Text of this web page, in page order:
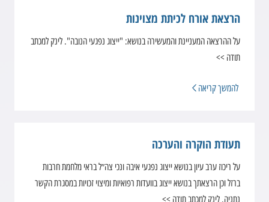
הרצאת אורח לכיתת מצוינות
על ההרצאה המעניינת והמעשירה בנושא: "ייצוג נפגעי הנובה". לינק למכתב
תודה >>
להמשך קריאה
תעודת הוקרה והערכה
על ריכוז ערב עיון בנושא ייצוג נפגעי איבה ונכי צה״ל בראי מלחמת חרבות
ברזל וכן הרצאתך בנושא ייצוג בוועדות רפואיות ומיצוי זכויות במסגרת הקשר
נתניה. לינק למכתב תודה >>